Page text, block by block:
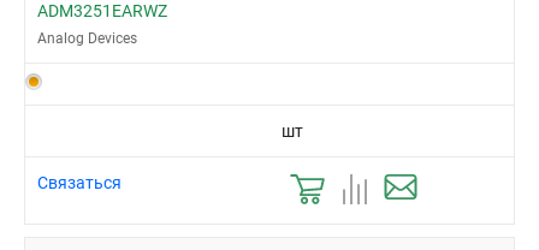
ADM3251EARWZ
Analog Devices
шт
Связаться